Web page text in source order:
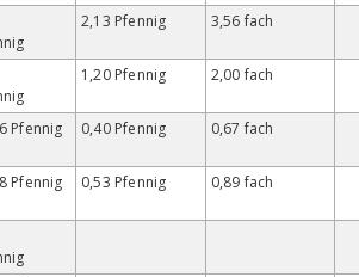
2,13 Pfennig 3,56 fach
1,20 Pfennig 2,00 fach
Pfennig 0,40 Pfennig 0,67 fach
Pfennig 0,53 Pfennig 0,89 fach